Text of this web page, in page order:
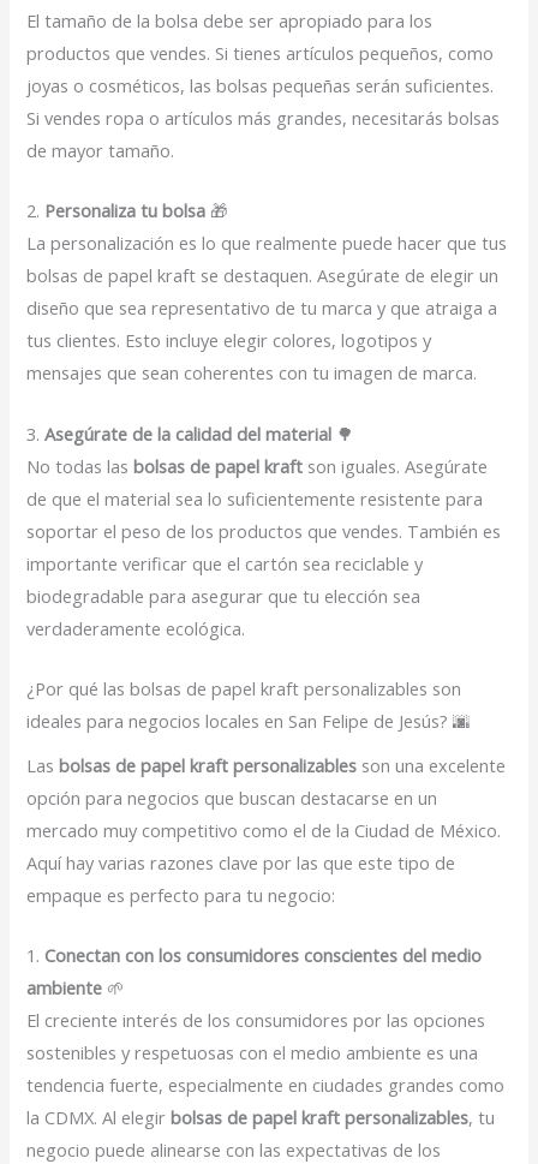
El tamaño de la bolsa debe ser apropiado para los
productos que vendes. Si tienes artículos pequeños, como
joyas o cosméticos, las bolsas pequeñas serán suficientes.
Si vendes ropa o artículos más grandes, necesitarás bolsas
de mayor tamaño.
2. Personaliza tu bolsa 🎁
La personalización es lo que realmente puede hacer que tus
bolsas de papel kraft se destaquen. Asegúrate de elegir un
diseño que sea representativo de tu marca y que atraiga a
tus clientes. Esto incluye elegir colores, logotipos y
mensajes que sean coherentes con tu imagen de marca.
3.Asegúrate de la calidad del material 🌳
No todas lasbolsas de papel kraft son iguales. Asegúrate
de que el material sea lo suficientemente resistente para
soportar el peso de los productos que vendes. También es
importante verificar que el cartón sea reciclable y
biodegradable para asegurar que tu elección sea
verdaderamente ecológica.
¿Por qué las bolsas de papel kraft personalizables son
ideales para negocios locales en San Felipe de Jesús? 🌆
Lasbolsas de papel kraft personalizables son una excelente
opción para negocios que buscan destacarse en un
mercado muy competitivo como el de la Ciudad de México.
Aquí hay varias razones clave por las que este tipo de
empaque es perfecto para tu negocio:
1. Conectan con los consumidores conscientes del medio
ambiente 🌱
El creciente interés de los consumidores por las opciones
sostenibles y respetuosas con el medio ambiente es una
tendencia fuerte, especialmente en ciudades grandes como
la CDMX. Al elegirbolsas de papel kraft personalizables, tu
negocio puede alinearse con las expectativas de los